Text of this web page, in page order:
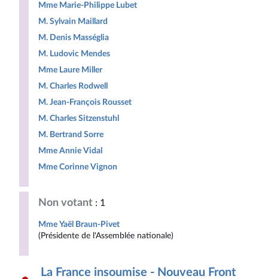
Mme Marie-Philippe Lubet
M. Sylvain Maillard
M. Denis Masséglia
M. Ludovic Mendes
Mme Laure Miller
M. Charles Rodwell
M. Jean-François Rousset
M. Charles Sitzenstuhl
M. Bertrand Sorre
Mme Annie Vidal
Mme Corinne Vignon
Non votant : 1
Mme Yaël Braun-Pivet
(Présidente de l'Assemblée nationale)
La France insoumise - Nouveau Front